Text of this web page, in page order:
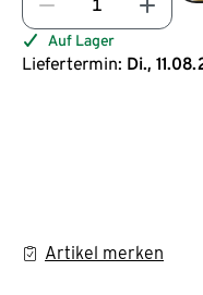
Auf Lager
Liefertermin: Di.,
Artikel merken